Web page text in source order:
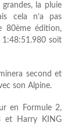
grandes, la pluie
cela n’a pas
80ème édition,
soit
second et
son Alpine.
en Formule 2,
et Harry KING